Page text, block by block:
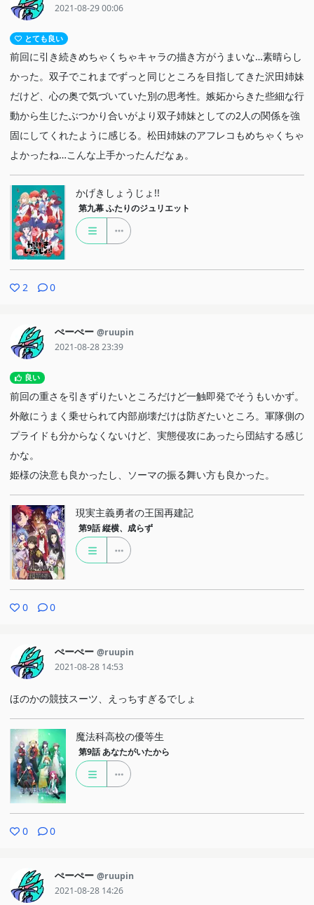
2021-08-29 00:06
とても良い
前回に引き続きめちゃくちゃキャラの描き方がうまいな…素晴らし
かった。双子でこれまでずっと同じところを目指してきた沢田姉妹
だけど、心の奥で気づいていた別の思考性。嫉妬からきた些細な行
動から生じたぶつかり合いがより双子姉妹としての2人の関係を強
固にしてくれたように感じる。松田姉妹のアフレコもめちゃくちゃ
よかったね…こんな上手かったんだなぁ。
かげきしょうじょ!!
第九幕 ふたりのジュリエット
2 0
ぺーぺー @ruupin
2021-08-28 23:39
良い
前回の重さを引きずりたいところだけど一触即発でそうもいかず。
外敵にうまく乗せられて内部崩壊だけは防ぎたいところ。軍隊側の
プライドも分からなくないけど、実態侵攻にあったら団結する感じ
かな。
姫様の決意も良かったし、ソーマの振る舞い方も良かった。
現実主義勇者の王国再建記
第9話 縦横、成らず
0 0
ぺーぺー @ruupin
2021-08-28 14:53
ほのかの競技スーツ、えっちすぎるでしょ
魔法科高校の優等生
第9話 あなたがいたから
0 0
ぺーぺー @ruupin
2021-08-28 14:26